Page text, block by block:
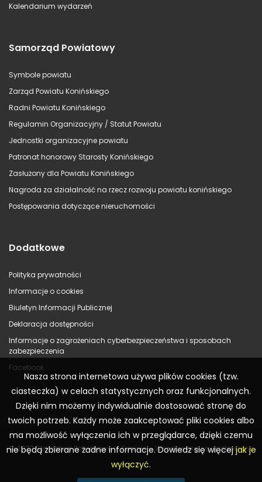
Kalendarium wydarzeń
Samorząd Powiatowy
Symbole powiatu
Zarząd Powiatu Konińskiego
Radni Powiatu Konińskiego
Regulamin Organizacyjny / Statut Powiatu
Jednostki organizacyjne powiatu
Patronat honorowy Starosty Konińskiego
Zasłużony dla Powiatu Konińskiego
Nagroda za działalność na rzecz rozwoju powiatu konińskiego
Postępowania dotyczące nieruchomości
Dodatkowe
Polityka prywatności
Informacje o cookies
Biuletyn Informacji Publicznej
Deklaracja dostępności
Informacje o zagrożeniach cyberbezpieczeństwa i sposobach
zabezpieczenia
Facebook
© 2023 Starostwo Powiatowe w Koninie – Wszelkie prawa zastrzeżone
Nasza strona internetowa używa plików cookies (tzw.
ciasteczka) w celach statystycznych oraz funkcjonalnych.
Dzięki nim możemy indywidualnie dostosować stronę do
twoich potrzeb. Każdy może zaakceptować pliki cookies albo
ma możliwość wyłączenia ich w przeglądarce, dzięki czemu
nie będą zbierane żadne informacje. Dowiedz się więcejjak je
wyłączyć.